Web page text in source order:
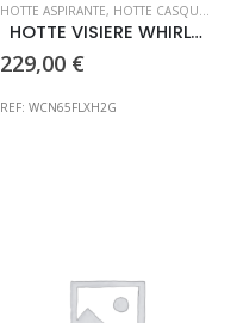
HOTTE ASPIRANTE, HOTTE CASQUETTE
HOTTE VISIERE WHIRLPOOL
229,00 €
REF: WCN65FLXH2G